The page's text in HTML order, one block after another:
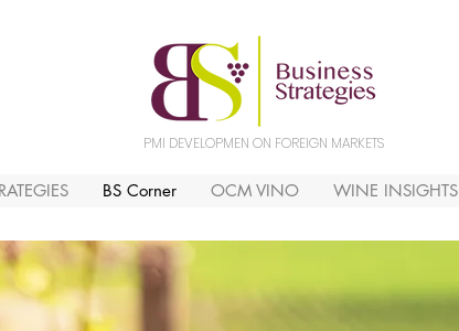
PMI DEVELOPMEN ON FOREIGN MARKETS
BS Corner OCM VINO WINE INSIGHTS